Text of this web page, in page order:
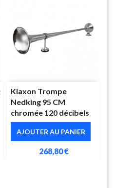
Klaxon Trompe
Nedking 95 CM
chromée 120 décibels
AJOUTER AU PANIER
268,80 €